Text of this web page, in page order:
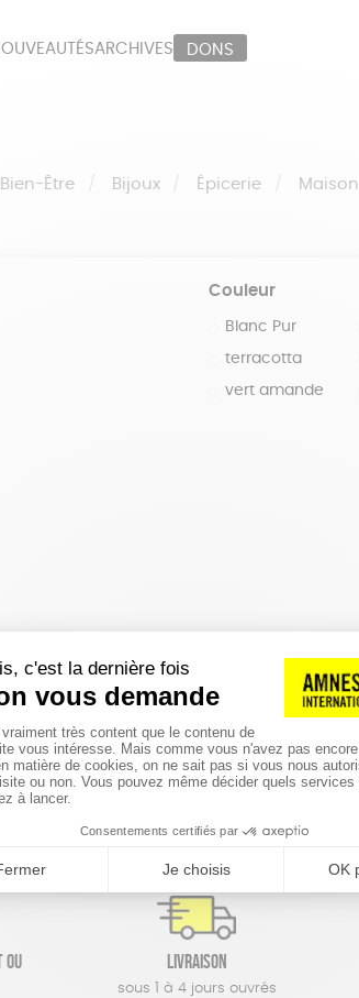
ARCHIVES DONS
Bien-Être Bijoux Épicerie Maison
Couleur
Blanc Pur
terracotta
vert amande
ou
Livraison
sous 1 à 4 jours ouvrés